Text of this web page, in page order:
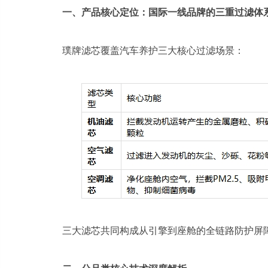
一、产品核心定位：国际一线品牌的三重过滤体
璞牌滤芯覆盖汽车养护三大核心过滤场景：
三大滤芯共同构成从引擎到座舱的全链路防护屏